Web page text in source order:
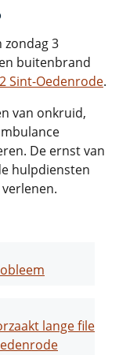
zondag 3
buitenbrand
Sint-Oedenrode.
van onkruid,
De ernst van
hulpdiensten
lange file